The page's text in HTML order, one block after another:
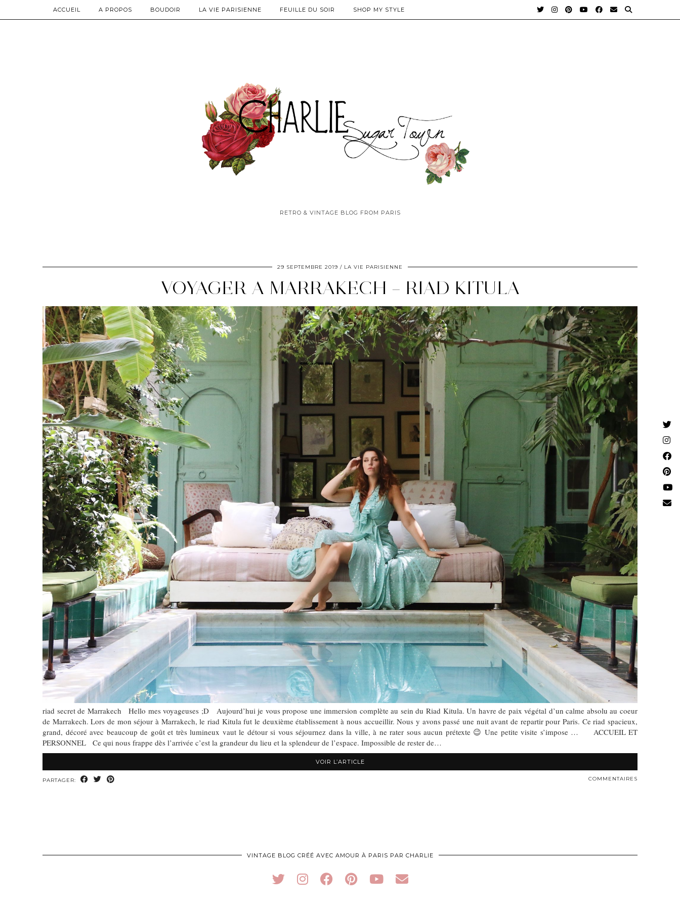
RETRO & VINTAGE BLOG FROM PARIS
ACCUEIL A PROPOS BOUDOIR LA VIE PARISIENNE FEUILLE DU SOIR SHOP MY STYLE
29 SEPTEMBRE 2019 LA VIE PARISIENNE
VOYAGER A MARRAKECH – RIAD KITULA
riad secret de Marrakech Hello mes voyageuses ;D Aujourd’hui je vous propose une immersion complète au sein du Riad Kitula. Un havre de paix végétal d’un calme absolu au coeur
de Marrakech. Lors de mon séjour à Marrakech, le riad Kitula fut le deuxième établissement à nous accueillir. Nous y avons passé une nuit avant de repartir pour Paris. Ce riad spacieux,
grand, décoré avec beaucoup de goût et très lumineux vaut le détour si vous séjournez dans la ville, à ne rater sous aucun prétexte 😉 Une petite visite s’impose … ACCUEIL ET
PERSONNEL Ce qui nous frappe dès l’arrivée c’est la grandeur du lieu et la splendeur de l’espace. Impossible de rester de…
VOIR L’ARTICLE
PARTAGER: COMMENTAIRES
VINTAGE BLOG CRÉÉ AVEC AMOUR À PARIS PAR CHARLIE